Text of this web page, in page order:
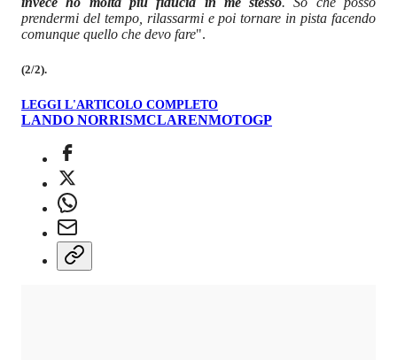
prendermi del tempo, rilassarmi e poi tornare in pista facendo
comunque quello che devo fare".
(2/2).
LEGGI L'ARTICOLO COMPLETO
LANDO NORRISMCLARENMOTOGP